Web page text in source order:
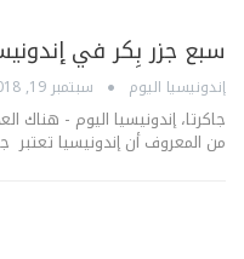
سبع جزر بِكر في
إندونيسيا اليوم سبتمبر 19, 2018
جاكرتا، إندونيسيا اليوم -
من المعروف أن إندونيسيا